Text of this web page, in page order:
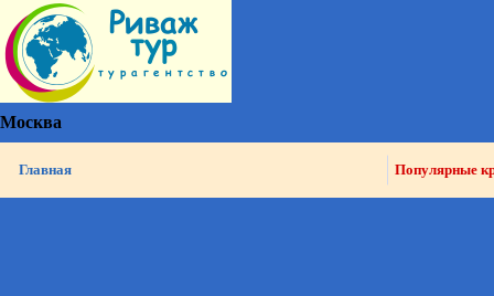
Москва
Главная Популярные